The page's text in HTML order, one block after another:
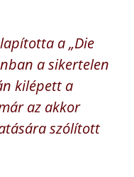
a „Die
a sikertelen
kilépett a
az akkor
szólított